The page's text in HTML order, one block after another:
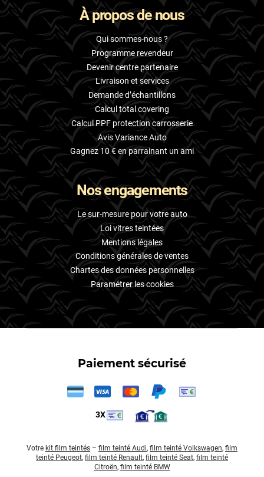
Skoda
Smart
Ssangyong
Subaru
Suzuki
Tata
Tesla
Toyota
Volkswagen
Volvo
Xpeng
À propos de nous
Qui sommes-nous ?
Programme revendeur
Devenir centre partenaire
Livraison et services
Demande d’échantillons
Calcul total covering
Calcul PPF protection carrosserie
Avis Variance Auto
Gagnez 10 € en parrainant un ami
Nos engagements
Le sur-mesure pour votre auto
Loi vitres teintées
Mentions légales
Conditions générales de ventes
Chartes des données personnelles
Paramétrer les cookies
Paiement sécurisé
3X
Votre kit film teintés – film teinté Audi, film teinté Volkswagen, film
teinté Peugeot, film teinté Renault, film teinté Seat, film teinté
Citroën, film teinté BMW